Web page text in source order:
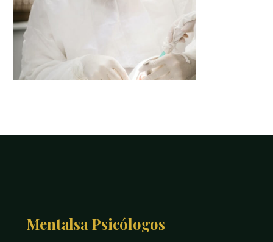
Mentalsa Psicólogos